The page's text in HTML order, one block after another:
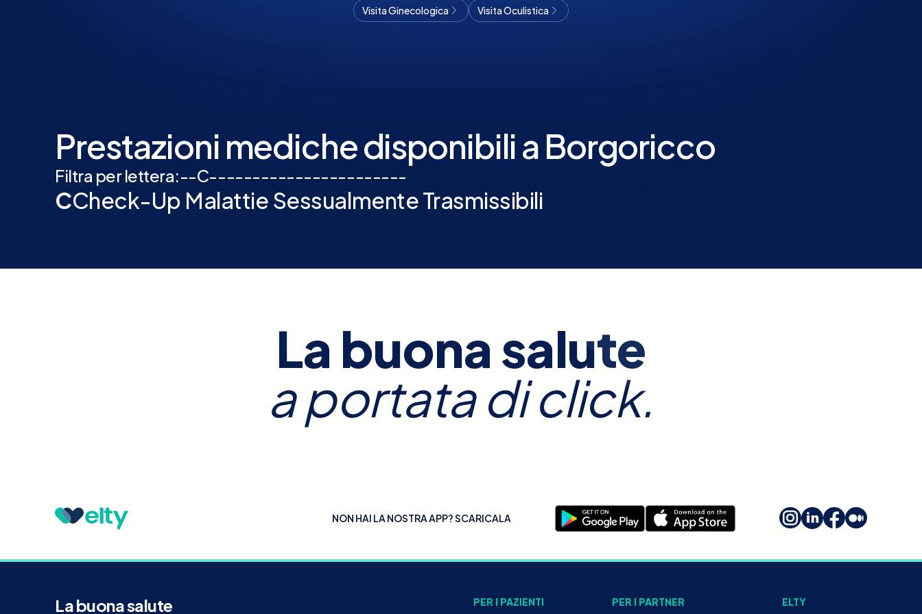
Visita Ginecologica
Visita Oculistica
Prestazioni mediche disponibili a Borgoricco
Filtra per lettera:--C-----------------------
CCheck-Up Malattie Sessualmente Trasmissibili
La buona salute
a portata di click.
NON HAI LA NOSTRA APP? SCARICALA
La buona salute
PER I PAZIENTI
PER I PARTNER
ELTY